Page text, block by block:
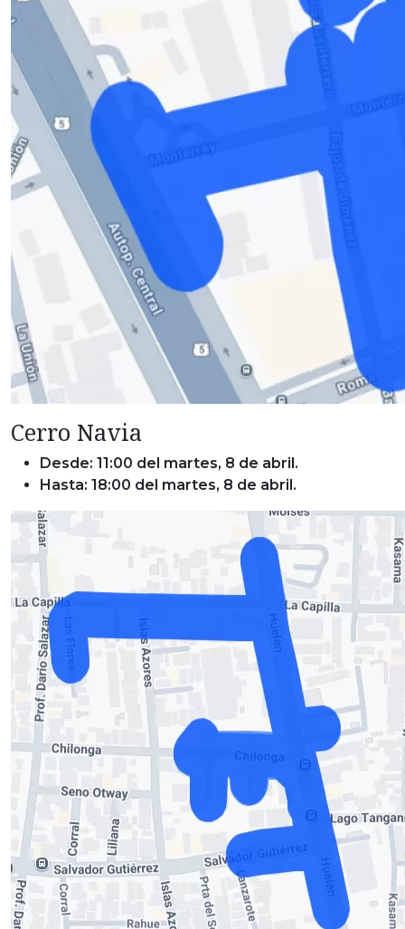
Cerro Navia
Desde: 11:00 del martes, 8 de abril.
Hasta: 18:00 del martes, 8 de abril.